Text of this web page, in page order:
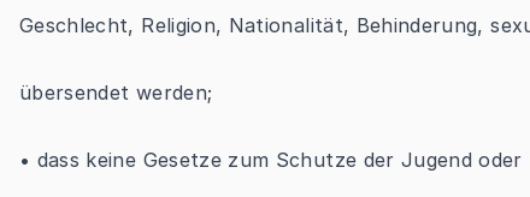
Geschlecht, Religion, Nationalität, Behinderung,
übersendet werden;
• dass keine Gesetze zum Schutze der Jugend